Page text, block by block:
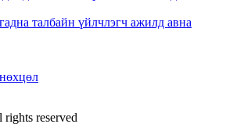
талбайн үйлчлэгч ажилд авна
reserved